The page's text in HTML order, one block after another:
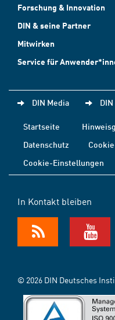
Forschung & Innovation
DIN & seine Partner
Mitwirken
Service für
DIN Media
Startseite
Datenschutz
Cookie-Einstellungen
In Kontakt bleiben
© 2026 DIN Deutsches